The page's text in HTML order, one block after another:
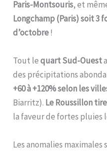
Paris-Montsouris, et
Longchamp (Paris) soit 3
d’octobre!
Tout lequart Sud-Ouest
des précipitations
+60 à +120% selon les
Biarritz). Le Roussillon
la faveur de fortes pluies
Les anomalies